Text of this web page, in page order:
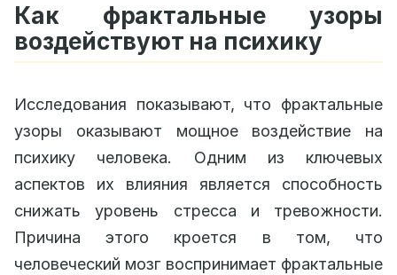
Как фрактальные узоры
воздействуют на психику
Исследования показывают, что фрактальные
узоры оказывают мощное воздействие на
психику человека. Одним из ключевых
аспектов их влияния является способность
снижать уровень стресса и тревожности.
Причина этого кроется в том, что
человеческий мозг воспринимает фрактальные